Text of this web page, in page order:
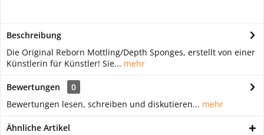
Beschreibung
Die Original Reborn Mottling/Depth Sponges, erstellt von einer
Künstlerin für Künstler! Sie... mehr
Bewertungen
0
Bewertungen lesen, schreiben und diskutieren... mehr
Ähnliche Artikel